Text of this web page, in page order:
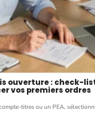
ouverture : check-
vos premiers ordres
titres ou un PEA,